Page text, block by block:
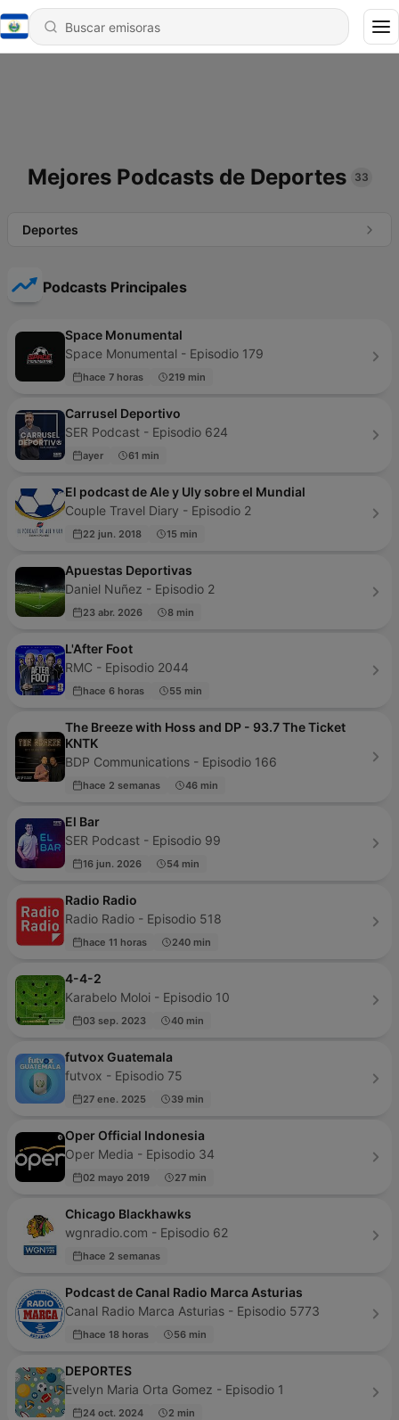
Mejores Podcasts de Deportes 33
Deportes
Podcasts Principales
Space Monumental
Space Monumental - Episodio 179
hace 7 horas 219 min
Carrusel Deportivo
SER Podcast - Episodio 624
ayer 61 min
El podcast de Ale y Uly sobre el Mundial
Couple Travel Diary - Episodio 2
22 jun. 2018 15 min
Apuestas Deportivas
Daniel Nuñez - Episodio 2
23 abr. 2026 8 min
L'After Foot
RMC - Episodio 2044
hace 6 horas 55 min
The Breeze with Hoss and DP - 93.7 The Ticket
KNTK
BDP Communications - Episodio 166
hace 2 semanas 46 min
El Bar
SER Podcast - Episodio 99
16 jun. 2026 54 min
Radio Radio
Radio Radio - Episodio 518
hace 11 horas 240 min
4-4-2
Karabelo Moloi - Episodio 10
03 sep. 2023 40 min
futvox Guatemala
futvox - Episodio 75
27 ene. 2025 39 min
Oper Official Indonesia
Oper Media - Episodio 34
02 mayo 2019 27 min
Chicago Blackhawks
wgnradio.com - Episodio 62
hace 2 semanas
Podcast de Canal Radio Marca Asturias
Canal Radio Marca Asturias - Episodio 5773
hace 18 horas 56 min
DEPORTES
Evelyn Maria Orta Gomez - Episodio 1
24 oct. 2024 2 min